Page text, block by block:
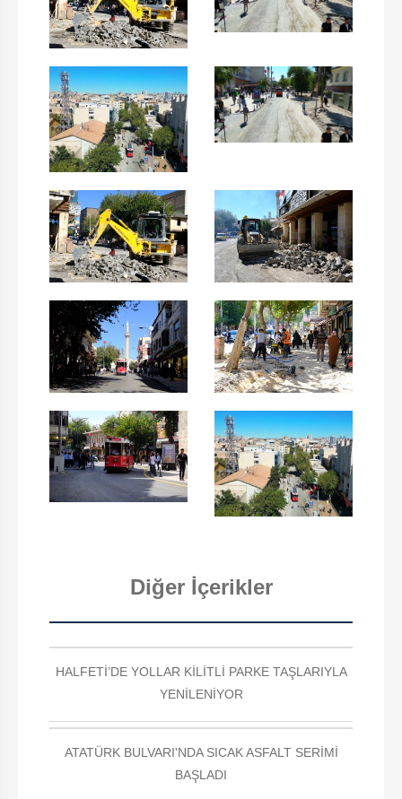
Diğer İçerikler
HALFETİ’DE YOLLAR KİLİTLİ PARKE TAŞLARIYLA
YENİLENİYOR
ATATÜRK BULVARI'NDA SICAK ASFALT SERİMİ
BAŞLADI